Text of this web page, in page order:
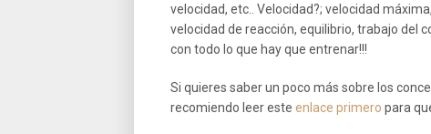
velocidad, etc.. Velocidad?; velocidad
velocidad de reacción, equilibrio, trabajo del
con todo lo que hay que entrenar!!!
Si quieres saber un poco más sobre los
recomiendo leer este enlace primero para